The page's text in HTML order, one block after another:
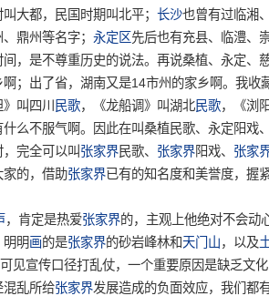
大都，民国时期叫北平； 长沙也曾有过临湘
鼎州等名字； 永定区先后也有充县、临澧、
间，是不尊重历史的说法。再说桑植、永定、
；出了省，湖南又是14市州的家乡啊。我收
叫四川
民歌，《龙船调》叫湖北民歌，《浏
么不服气啊。因此在叫桑植民歌、永定阳戏
完全可以叫张家界民歌、 张家界阳戏、 张家
家的，借助张家界已有的知名度和美誉度，握
，肯定是热爱张家界的，主观上他绝对不会动
明明画的是张家界的砂岩峰林和天门山，以及
见宣传口径打乱仗，一个重要原因是缺乏文
混乱所给张家界发展造成的负面效应，我们都